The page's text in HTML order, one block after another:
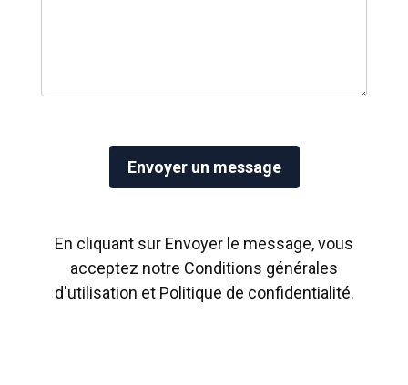
En cliquant sur Envoyer le message, vous
acceptez notre Conditions générales
d'utilisation et Politique de confidentialité.